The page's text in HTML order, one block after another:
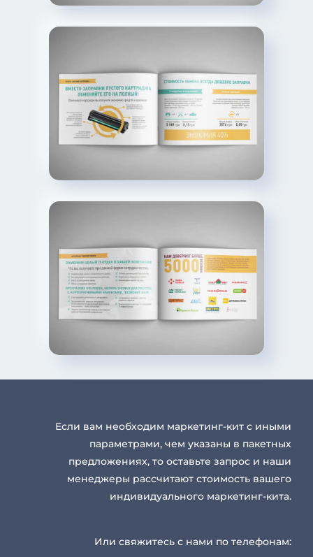
Если вам необходим маркетинг-кит с иными
параметрами, чем указаны в пакетных
предложениях, то оставьте запрос и наши
менеджеры рассчитают стоимость вашего
индивидуального маркетинг-кита.
Или свяжитесь с нами по телефонам: